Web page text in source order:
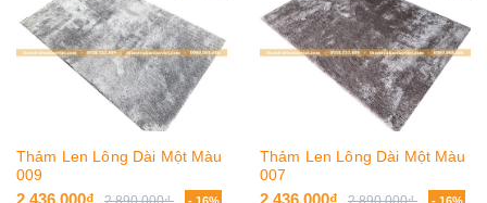
Thảm Len Lông Dài Một Màu
009
2.436.000₫
Thảm Len Lông Dài Một Màu
007
2.436.000₫